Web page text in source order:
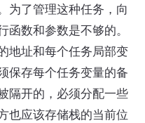
为了管理这种任务，向
数和参数是不够的。
地址和每个任务局部变
保存每个任务变量的备
隔开的，必须分配一些
也应该存储栈的当前位